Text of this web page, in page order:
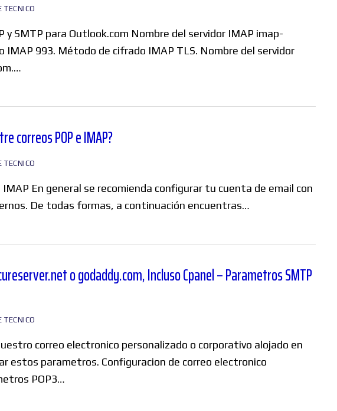
TECNICO
y SMTP para Outlook.com Nombre del servidor IMAP imap-
IMAP 993. Método de cifrado IMAP TLS. Nombre del servidor
correos POP e IMAP?
TECNICO
En general se recomienda configurar tu cuenta de email con
De todas formas, a continuación encuentras…
o godaddy.com, Incluso Cpanel – Parametros SMTP
TECNICO
correo electronico personalizado o corporativo alojado en
estos parametros. Configuracion de correo electronico
POP3…